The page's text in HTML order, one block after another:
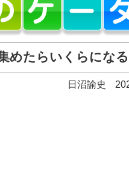
めたらいくらにな
日沼諭史